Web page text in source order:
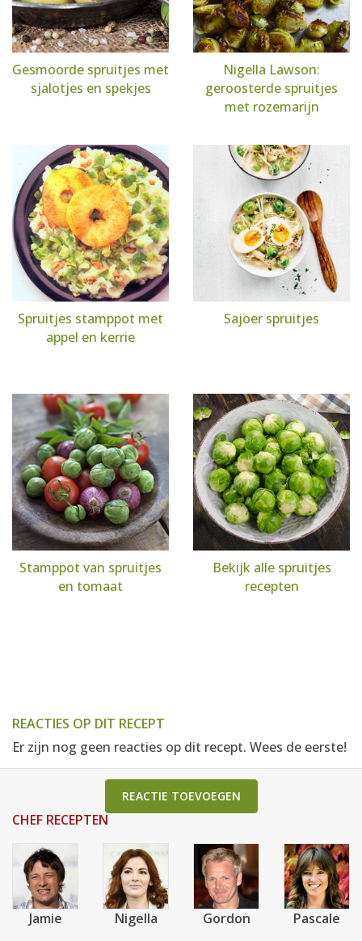
Gesmoorde spruitjes met
sjalotjes en spekjes
Nigella Lawson:
geroosterde spruitjes
met rozemarijn
Spruitjes stamppot met
appel en kerrie
Sajoer spruitjes
Stamppot van spruitjes
en tomaat
Bekijk alle spruitjes
recepten
REACTIES OP DIT RECEPT
Er zijn nog geen reacties op dit recept. Wees de eerste!
REACTIE TOEVOEGEN
CHEF RECEPTEN
Jamie Nigella Gordon Pascale